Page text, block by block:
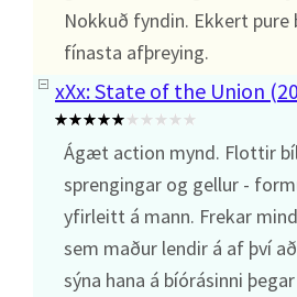
Nokkuð fyndin. Ekkert pure
fínasta afþreying.
xXx: State of the Union
Ágæt action mynd. Flottir
sprengingar og gellur -
yfirleitt á mann. Frekar
sem maður lendir á af því
sýna hana á bíórásinni